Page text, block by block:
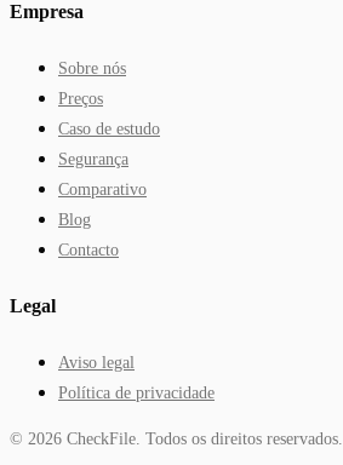
Empresa
Sobre nós
Preços
Caso de estudo
Segurança
Comparativo
Blog
Contacto
Legal
Aviso legal
Política de privacidade
© 2026 CheckFile. Todos os direitos reservados.